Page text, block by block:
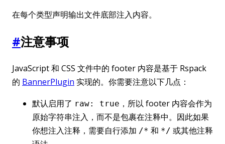
在每个类型声明输出文件底部注入内容。
#注意事项
JavaScript 和 CSS 文件中的 footer 内容是基于 Rspack
的 BannerPlugin 实现的。你需要注意以下几点：
默认启用了 raw: true ，所以 footer 内容会作为
原始字符串注入，而不是包裹在注释中。因此如果
你想注入注释，需要自行添加 /* 和 */ 或其他注释